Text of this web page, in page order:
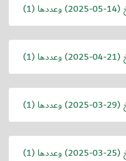
(
2025-05-14) وعددها (1)
(
2025-04-21) وعددها (1)
(
2025-03-29) وعددها (1)
(
2025-03-25) وعددها (1)